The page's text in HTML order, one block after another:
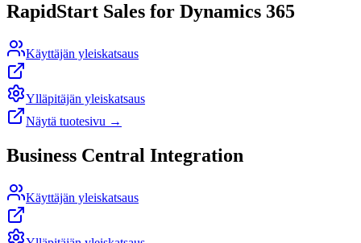
RapidStart Sales for Dynamics 365
Käyttäjän yleiskatsaus
Ylläpitäjän yleiskatsaus
Näytä tuotesivu →
Business Central Integration
Käyttäjän yleiskatsaus